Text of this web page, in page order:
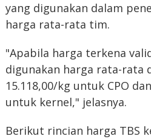
yang digunakan dalam
harga rata-rata tim.
"Apabila harga terkena
digunakan harga rata-rata
15.118,00/kg untuk CPO
untuk kernel," jelasnya.
Berikut rincian harga TBS